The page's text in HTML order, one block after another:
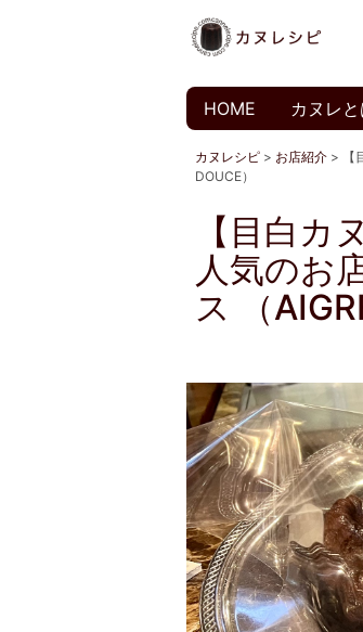
HOME カヌレと
カヌレシピ > お店紹介 >
DOUCE）
【目白
人気のお
ス （